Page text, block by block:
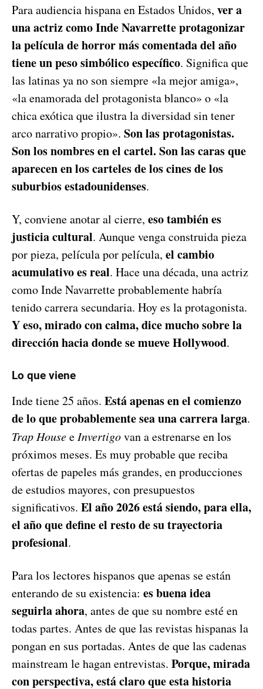
Para audiencia hispana en Estados Unidos, ver a
una actriz como Inde Navarrette protagonizar
la película de horror más comentada del año
tiene un peso simbólico específico. Significa que
las latinas ya no son siempre «la mejor amiga»,
«la enamorada del protagonista blanco» o «la
chica exótica que ilustra la diversidad sin tener
arco narrativo propio». Son las protagonistas.
Son los nombres en el cartel. Son las caras que
aparecen en los carteles de los cines de los
suburbios estadounidenses.
Y, conviene anotar al cierre, eso también es
justicia cultural. Aunque venga construida pieza
por pieza, película por película, el cambio
acumulativo es real. Hace una década, una actriz
como Inde Navarrette probablemente habría
tenido carrera secundaria. Hoy es la protagonista.
Y eso, mirado con calma, dice mucho sobre la
dirección hacia donde se mueve Hollywood.
Lo que viene
Inde tiene 25 años. Está apenas en el comienzo
de lo que probablemente sea una carrera larga.
Trap Housee Invertigovan a estrenarse en los
próximos meses. Es muy probable que reciba
ofertas de papeles más grandes, en producciones
de estudios mayores, con presupuestos
significativos. El año 2026 está siendo, para ella,
el año que define el resto de su trayectoria
profesional.
Para los lectores hispanos que apenas se están
enterando de su existencia: es buena idea
seguirla ahora, antes de que su nombre esté en
todas partes. Antes de que las revistas hispanas la
pongan en sus portadas. Antes de que las cadenas
mainstream le hagan entrevistas. Porque, mirada
con perspectiva, está claro que esta historia